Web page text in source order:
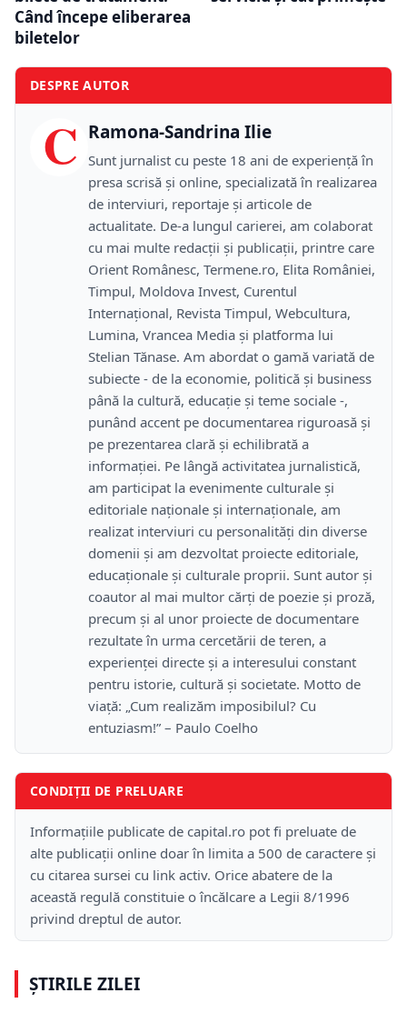
Când începe eliberarea
biletelor
DESPRE AUTOR
C Ramona-Sandrina Ilie
Sunt jurnalist cu peste 18 ani de experiență în
presa scrisă și online, specializată în realizarea
de interviuri, reportaje și articole de
actualitate. De-a lungul carierei, am colaborat
cu mai multe redacții și publicații, printre care
Orient Românesc, Termene.ro, Elita României,
Timpul, Moldova Invest, Curentul
Internațional, Revista Timpul, Webcultura,
Lumina, Vrancea Media și platforma lui
Stelian Tănase. Am abordat o gamă variată de
subiecte - de la economie, politică și business
până la cultură, educație și teme sociale -,
punând accent pe documentarea riguroasă și
pe prezentarea clară și echilibrată a
informației. Pe lângă activitatea jurnalistică,
am participat la evenimente culturale și
editoriale naționale și internaționale, am
realizat interviuri cu personalități din diverse
domenii și am dezvoltat proiecte editoriale,
educaționale și culturale proprii. Sunt autor și
coautor al mai multor cărți de poezie și proză,
precum și al unor proiecte de documentare
rezultate în urma cercetării de teren, a
experienței directe și a interesului constant
pentru istorie, cultură și societate. Motto de
viață: „Cum realizăm imposibilul? Cu
entuziasm!” – Paulo Coelho
CONDIȚII DE PRELUARE
Informațiile publicate de capital.ro pot fi preluate de
alte publicații online doar în limita a 500 de caractere și
cu citarea sursei cu link activ. Orice abatere de la
această regulă constituie o încălcare a Legii 8/1996
privind dreptul de autor.
ȘTIRILE ZILEI